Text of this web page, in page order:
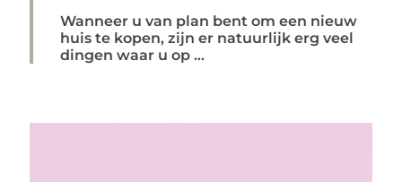
Wanneer u van plan bent om een nieuw
huis te kopen, zijn er natuurlijk erg veel
dingen waar u op ...